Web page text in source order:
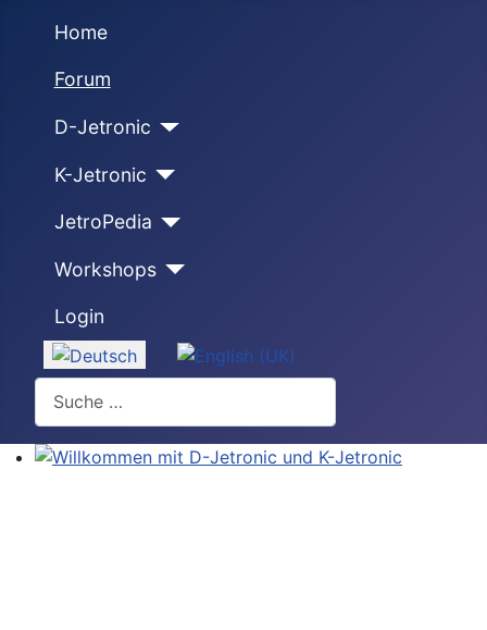
Home
Forum
D-Jetronic
K-Jetronic
JetroPedia
Workshops
Login
Sprache auswählen
Suchen